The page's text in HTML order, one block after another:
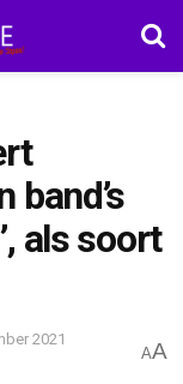
band’s
als soort
2021
AA